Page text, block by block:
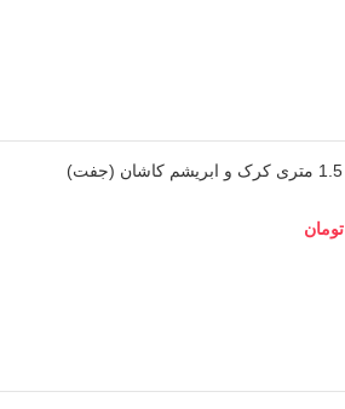
فرش دستباف 1.5 متری کرک و ابریشم کاشان (جفت)
تومان